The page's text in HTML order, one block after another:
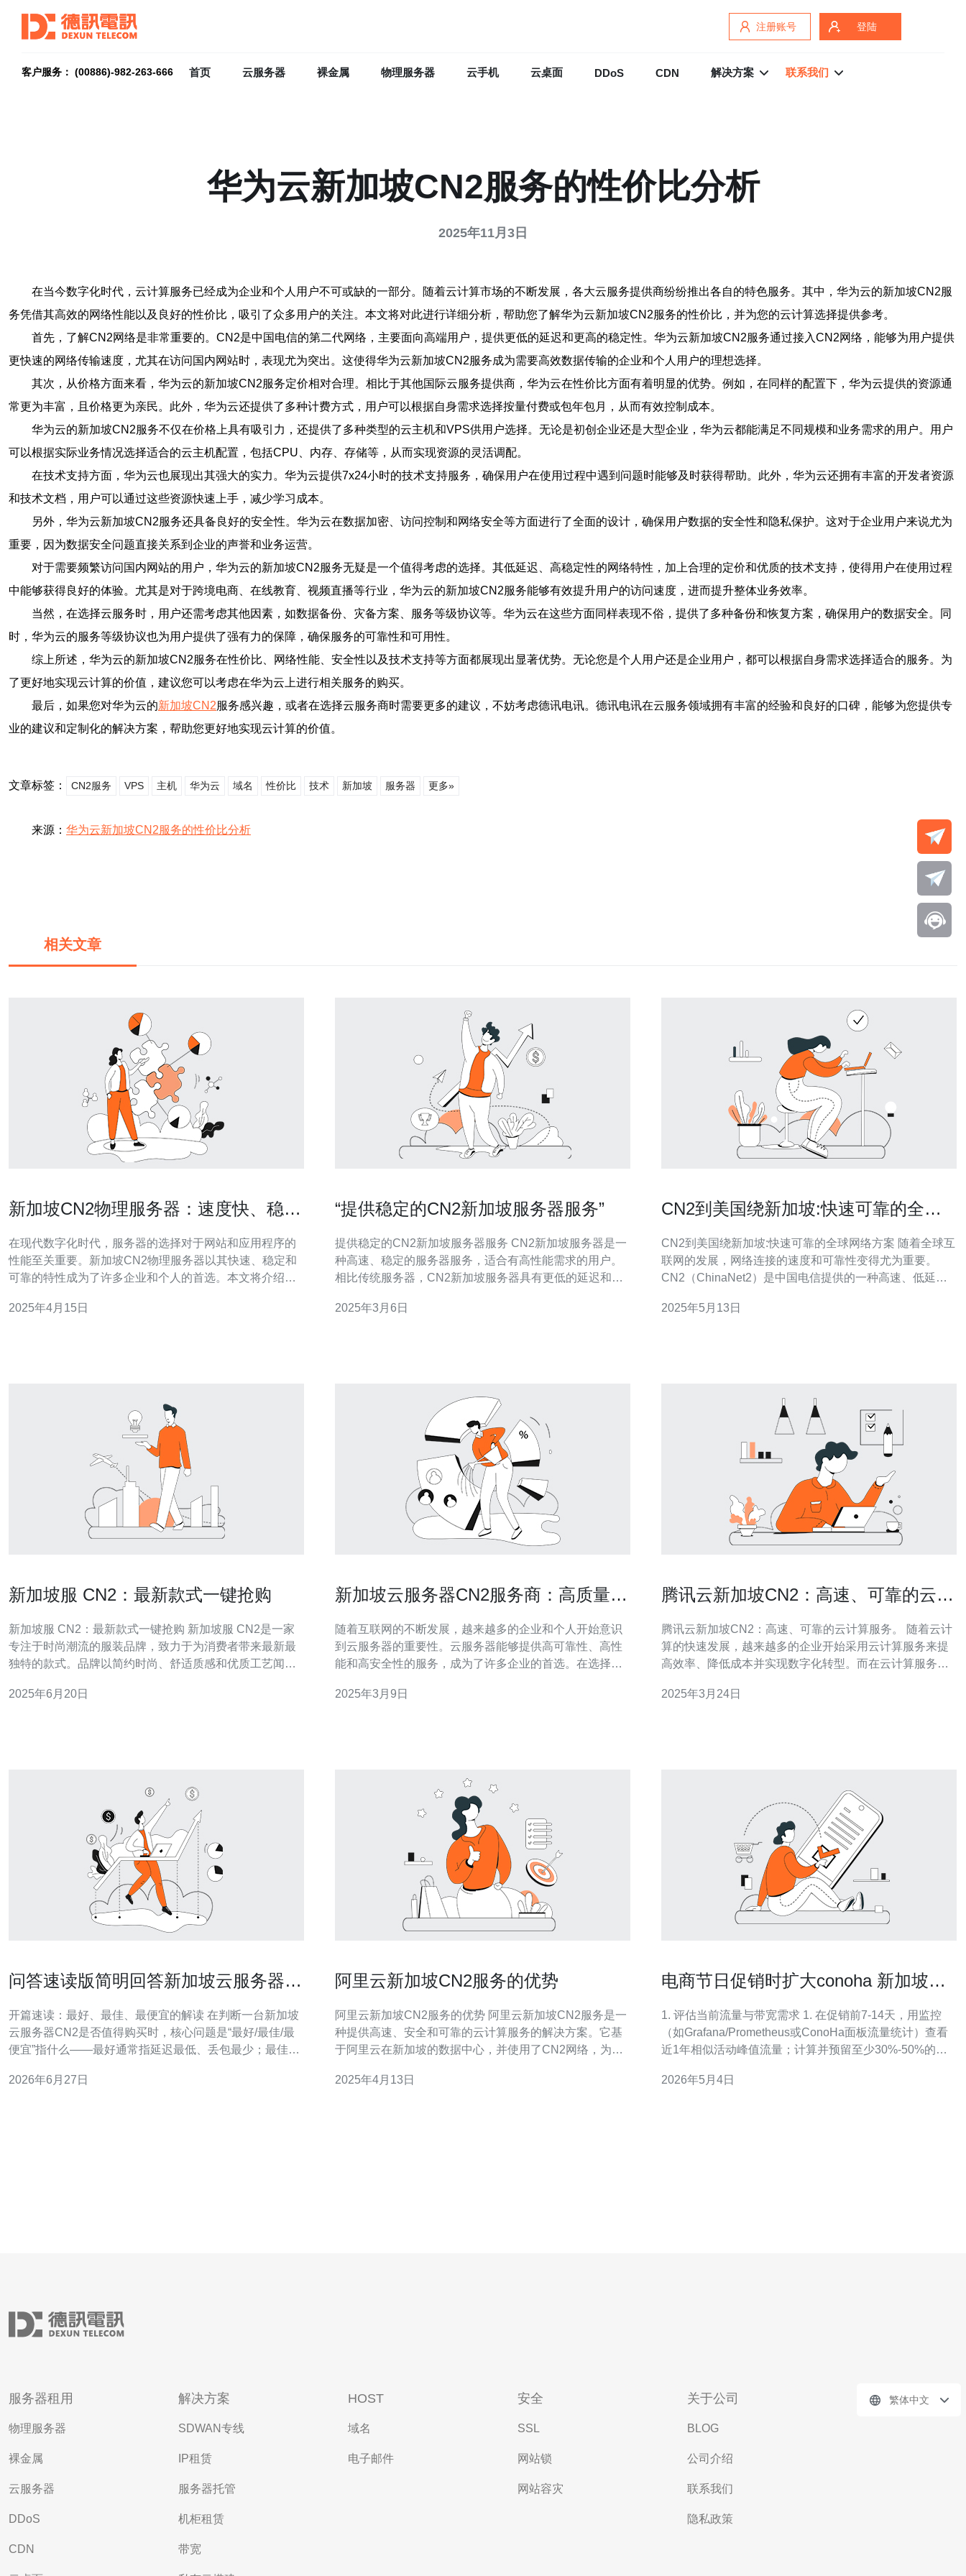
注册账号 登陆
客户服务： (00886)-982-263-666 首页 云服务器 裸金属 物理服务器 云手机 云桌面 DDoS CDN 解决方案 联系我们
华为云新加坡CN2服务的性价比分析
2025年11月3日
在当今数字化时代，云计算服务已经成为企业和个人用户不可或缺的一部分。随着云计算市场的不断发展，各大云服务提供商纷纷推出各自的特色服务。其中，华为云的新加坡CN2服
务凭借其高效的网络性能以及良好的性价比，吸引了众多用户的关注。本文将对此进行详细分析，帮助您了解华为云新加坡CN2服务的性价比，并为您的云计算选择提供参考。
首先，了解CN2网络是非常重要的。CN2是中国电信的第二代网络，主要面向高端用户，提供更低的延迟和更高的稳定性。华为云新加坡CN2服务通过接入CN2网络，能够为用户提供
更快速的网络传输速度，尤其在访问国内网站时，表现尤为突出。这使得华为云新加坡CN2服务成为需要高效数据传输的企业和个人用户的理想选择。
其次，从价格方面来看，华为云的新加坡CN2服务定价相对合理。相比于其他国际云服务提供商，华为云在性价比方面有着明显的优势。例如，在同样的配置下，华为云提供的资源通
常更为丰富，且价格更为亲民。此外，华为云还提供了多种计费方式，用户可以根据自身需求选择按量付费或包年包月，从而有效控制成本。
华为云的新加坡CN2服务不仅在价格上具有吸引力，还提供了多种类型的云主机和VPS供用户选择。无论是初创企业还是大型企业，华为云都能满足不同规模和业务需求的用户。用户
可以根据实际业务情况选择适合的云主机配置，包括CPU、内存、存储等，从而实现资源的灵活调配。
在技术支持方面，华为云也展现出其强大的实力。华为云提供7x24小时的技术支持服务，确保用户在使用过程中遇到问题时能够及时获得帮助。此外，华为云还拥有丰富的开发者资源
和技术文档，用户可以通过这些资源快速上手，减少学习成本。
另外，华为云新加坡CN2服务还具备良好的安全性。华为云在数据加密、访问控制和网络安全等方面进行了全面的设计，确保用户数据的安全性和隐私保护。这对于企业用户来说尤为
重要，因为数据安全问题直接关系到企业的声誉和业务运营。
对于需要频繁访问国内网站的用户，华为云的新加坡CN2服务无疑是一个值得考虑的选择。其低延迟、高稳定性的网络特性，加上合理的定价和优质的技术支持，使得用户在使用过程
中能够获得良好的体验。尤其是对于跨境电商、在线教育、视频直播等行业，华为云的新加坡CN2服务能够有效提升用户的访问速度，进而提升整体业务效率。
当然，在选择云服务时，用户还需考虑其他因素，如数据备份、灾备方案、服务等级协议等。华为云在这些方面同样表现不俗，提供了多种备份和恢复方案，确保用户的数据安全。同
时，华为云的服务等级协议也为用户提供了强有力的保障，确保服务的可靠性和可用性。
综上所述，华为云的新加坡CN2服务在性价比、网络性能、安全性以及技术支持等方面都展现出显著优势。无论您是个人用户还是企业用户，都可以根据自身需求选择适合的服务。为
了更好地实现云计算的价值，建议您可以考虑在华为云上进行相关服务的购买。
最后，如果您对华为云的新加坡CN2服务感兴趣，或者在选择云服务商时需要更多的建议，不妨考虑德讯电讯。德讯电讯在云服务领域拥有丰富的经验和良好的口碑，能够为您提供专
业的建议和定制化的解决方案，帮助您更好地实现云计算的价值。
文章标签： CN2服务 VPS 主机 华为云 域名 性价比 技术 新加坡 服务器 更多»
来源： 华为云新加坡CN2服务的性价比分析
相关文章
新加坡CN2物理服务器：速度快、稳定
在现代数字化时代，服务器的选择对于网站和应用程序的
性能至关重要。新加坡CN2物理服务器以其快速、稳定和
可靠的特性成为了许多企业和个人的首选。本文将介绍新
新加坡CN2物理服务器以其出色的网络连接速度而闻名。
2025年4月15日
“提供稳定的CN2新加坡服务器服务”
提供稳定的CN2新加坡服务器服务 CN2新加坡服务器是一
种高速、稳定的服务器服务，适合有高性能需求的用户。
相比传统服务器，CN2新加坡服务器具有更低的延迟和更
验。 我们承诺为客户提供稳定可靠的CN2新加坡服务器服
2025年3月6日
CN2到美国绕新加坡:快速可靠的全球
CN2到美国绕新加坡:快速可靠的全球网络方案 随着全球互
联网的发展，网络连接的速度和可靠性变得尤为重要。
CN2（ChinaNet2）是中国电信提供的一种高速、低延迟
靠的全球网络方案，特别适合连接美国地区。 CN2网络是
2025年5月13日
新加坡服 CN2：最新款式一键抢购
新加坡服 CN2：最新款式一键抢购 新加坡服 CN2是一家
专注于时尚潮流的服装品牌，致力于为消费者带来最新最
独特的款式。品牌以简约时尚、舒适质感和优质工艺闻
的款式一直备受关注，不少粉丝都在期待着新品的上市。
2025年6月20日
新加坡云服务器CN2服务商：高质量、
随着互联网的不断发展，越来越多的企业和个人开始意识
到云服务器的重要性。云服务器能够提供高可靠性、高性
能和高安全性的服务，成为了许多企业的首选。在选择云
选择。 CN2是中国电信推出的一种高质量、高可靠性的网
2025年3月9日
腾讯云新加坡CN2：高速、可靠的云计
腾讯云新加坡CN2：高速、可靠的云计算服务。 随着云计
算的快速发展，越来越多的企业开始采用云计算服务来提
高效率、降低成本并实现数字化转型。而在云计算服务提
赢得了众多用户的青睐。其中，腾讯云在新加坡推出的
2025年3月24日
问答速读版简明回答新加坡云服务器
开篇速读：最好、最佳、最便宜的解读 在判断一台新加坡
云服务器CN2是否值得购买时，核心问题是“最好/最佳/最
便宜”指什么——最好通常指延迟最低、丢包最少；最佳是
可能牺牲性能。对于面向中国大陆用户的业务，选择带
2026年6月27日
阿里云新加坡CN2服务的优势
阿里云新加坡CN2服务的优势 阿里云新加坡CN2服务是一
种提供高速、安全和可靠的云计算服务的解决方案。它基
于阿里云在新加坡的数据中心，并使用了CN2网络，为用
CN2服务采用了CN2网络，这是阿里云自主研发的
2025年4月13日
电商节日促销时扩大conoha 新加坡
1. 评估当前流量与带宽需求 1. 在促销前7-14天，用监控
（如Grafana/Prometheus或ConoHa面板流量统计）查看
近1年相似活动峰值流量；计算并预留至少30%-50%的冗
确认ConoHa账号与新加坡CN2节点可用性 2. 登录
2026年5月4日
服务器租用
物理服务器
裸金属
云服务器
DDoS
CDN
解决方案
SDWAN专线
IP租赁
服务器托管
机柜租赁
带宽
HOST
域名
电子邮件
安全
SSL
网站锁
网站容灾
关于公司
BLOG
公司介绍
联系我们
隐私政策
繁体中文